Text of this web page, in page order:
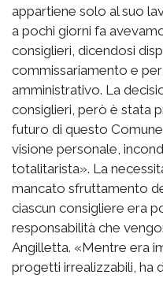
appartiene solo al suo
a pochi giorni fa
consiglieri, dicendosi
commissariamento e
amministrativo. La
consiglieri, però è stata
futuro di questo
visione personale,
totalitarista». La
mancato sfruttamento
ciascun consigliere era
responsabilità che
Angilletta. «Mentre era
progetti irrealizzabili, ha